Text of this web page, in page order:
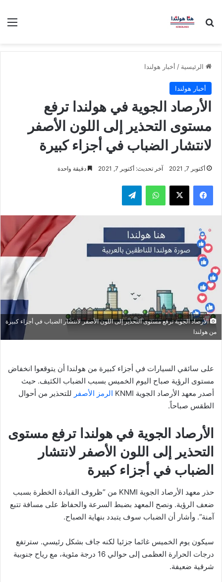
بحث عن
الرئيسية / أخبار هولندا
أخبار هولندا
الأرصاد الجوية في هولندا ترفع
مستوى التحذير إلى اللون الأصفر
لانتشار الضباب في أجزاء كبيرة
أكتوبر 7, 2021 آخر تحديث: أكتوبر 7, 2021 دقيقة واحدة
فيسبوك ‫X واتساب تيلقرام
الأرصاد الجوية ترفع مستوى التحذير إلى اللون الأصفر لانتشار الضباب في أجزاء كبيرة
من هولندا
على سائقي السيارات في أجزاء كبيرة من هولندا أن يتوقعوا انخفاض
مستوى الرؤية صباح اليوم الخميس بسبب الضباب الكثيف. حيث
أصدر معهد الأرصاد الجوية KNMI
الرمز الأصفر للتحذير من أحوال
الطقس صباحاً.
الأرصاد الجوية في هولندا ترفع مستوى
التحذير إلى اللون الأصفر لانتشار
الضباب في أجزاء كبيرة
حذر معهد الأرصاد الجوية KNMI من “ظروف القيادة الخطرة بسبب
ضعف الرؤية. ونصح المعهد بضبط السرعة والحفاظ على مسافة تتبع
آمنة”. وأشار أن الضباب سوف يتبدد بنهاية الصباح.
سيكون يوم الخميس غائما جزئيا لكنه جاف بشكل رئيسي. سترتفع
درجات الحرارة العظمى إلى حوالي 16 درجة مئوية، مع رياح جنوبية
شرقية ضعيفة.